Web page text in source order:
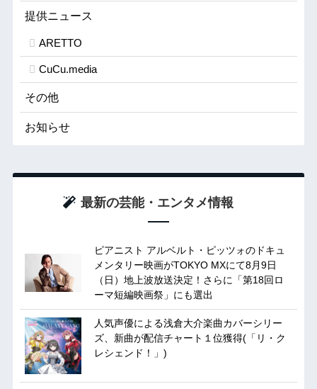
提供ニュース
ARETTO
CuCu.media
その他
お知らせ
最新の芸能・エンタメ情報
ピアニスト アルベルト・ピッツォのドキュ
メンタリー映画がTOKYO MXにて8月9日
（日）地上波放送決定！さらに「第18回ロ
ーマ短編映画祭」にも選出
人気声優による浅倉大介楽曲カバーシリー
ズ、新曲が配信チャート１位獲得(「リ・ク
レシェンド！」)